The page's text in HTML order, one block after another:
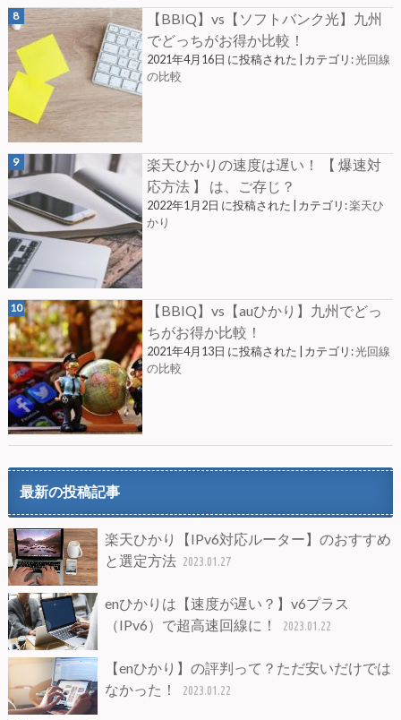
【BBIQ】vs【ソフトバンク光】九州
でどっちがお得か比較！
2021年4月16日 に投稿された カテゴリ:光回線
の比較
楽天ひかりの速度は遅い！ 【 爆速対
応方法 】 は、ご存じ？
2022年1月2日 に投稿された カテゴリ:楽天ひ
かり
【BBIQ】vs【auひかり】九州でどっ
ちがお得か比較！
2021年4月13日 に投稿された カテゴリ:光回線
の比較
最新の投稿記事
楽天ひかり【IPv6対応ルーター】のおすすめ
と選定方法 2023.01.27
enひかりは【速度が遅い？】v6プラス
（IPv6）で超高速回線に！
2023.01.22
【enひかり】の評判って？ただ安いだけでは
なかった！
2023.01.22